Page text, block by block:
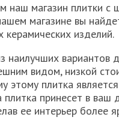
наш магазин плитки с
магазине вы
керамических изделий.
наилучших
видом, низкой
этому плитка
принесет в
ее интерьер более